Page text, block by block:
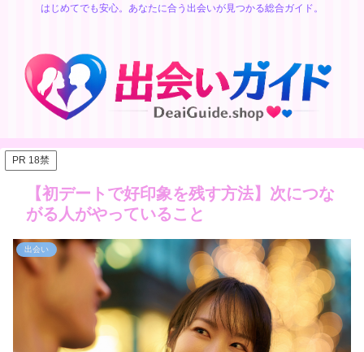
はじめてでも安心。あなたに合う出会いが見つかる総合ガイド。
PR 18禁
【初デートで好印象を残す方法】次につな
がる人がやっていること
出会い